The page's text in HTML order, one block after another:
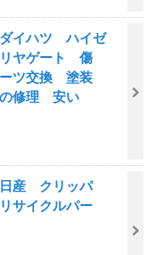
イハツ ハイゼ
ヤゲート 傷
ツ交換 塗装
修理 安い
産 クリッパ
サイクルパー